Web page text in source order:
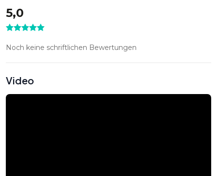
Da das MuseumsQuartier direkt im Zentrum Wiens, sowie in
der Nähe der historischen Sehenswürdigkeiten der
Innenstadt liegt, zeichnet es sich durch beste
Verkehrsanbindung aus. U2 Stationen MuseumsQuartier &
Vokstheater, U3 Station Volkstheater und direkt vor dem
5,0
Noch keine schriftlichen Bewertungen
Video